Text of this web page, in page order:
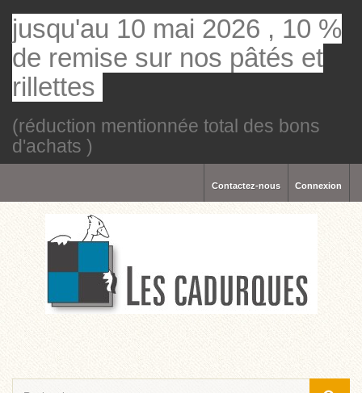
jusqu'au 10 mai 2026 , 10 %
de remise sur nos pâtés et
rillettes
(réduction mentionnée total des bons
d'achats )
Connexion
Contactez-nous